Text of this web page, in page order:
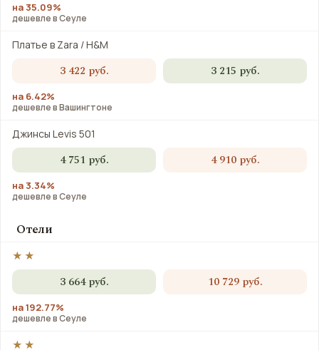
на 35.09%
дешевле в Сеуле
Платье в Zara / H&M
3 422 руб. 3 215 руб.
на 6.42%
дешевле в Вашингтоне
Джинсы Levis 501
4 751 руб. 4 910 руб.
на 3.34%
дешевле в Сеуле
Отели
★★
3 664 руб. 10 729 руб.
на 192.77%
дешевле в Сеуле
★★